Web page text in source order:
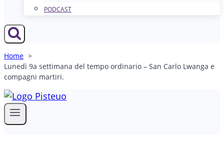
PODCAST
Home
Lunedì 9a settimana del tempo ordinario – San Carlo Lwanga e
compagni martiri.